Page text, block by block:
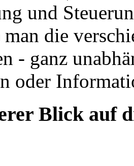
und
die
- ganz
oder
Blick auf